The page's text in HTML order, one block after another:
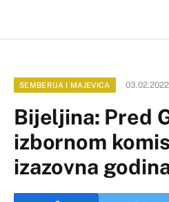
SEMBERIJA I MAJEVICA 03.02.2022
Bijeljina: Pred
izbornom
izazovna